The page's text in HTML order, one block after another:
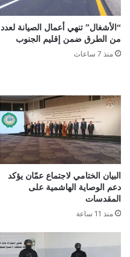
“الأشغال” تنهي أعمال الصيانة لعدد
من الطرق ضمن إقليم الجنوب
منذ 7 ساعات
البيان الختامي لاجتماع عمّان يؤكد
دعم الوصاية الهاشمية على
المقدسات
منذ 11 ساعة